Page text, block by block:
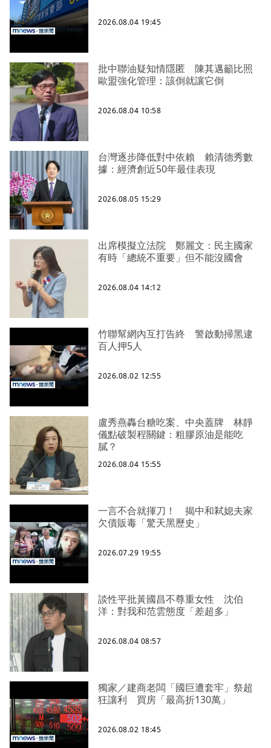
2026.08.04 19:45
批中聯油疑知情隱匿 陳其邁籲比照
歐盟強化管理：該倒就讓它倒
2026.08.04 10:58
台灣逐步降低對中依賴 賴清德秀數
據：經濟創近50年最佳表現
2026.08.05 15:29
出席模擬立法院 鄭麗文：民主國家
有時「總統不重要」但不能沒國會
2026.08.04 14:12
竹聯幫網內互打告終 警啟動掃黑逮
百人押5人
2026.08.02 12:55
盧秀燕轟台糖吃案、中央蓋牌 林靜
儀點破製程關鍵：粗膠原油是能吃
膩？
2026.08.04 15:55
一言不合就揮刀！ 揭中和弒媳夫家
欠債販毒「驚天黑歷史」
2026.07.29 19:55
談性平批黃國昌不尊重女性 沈伯
洋：對我和范雲態度「差超多」
2026.08.04 08:57
獨家／建商老闆「國巨遭套牢」祭超
狂讓利 買房「最高折130萬」
2026.08.02 18:45